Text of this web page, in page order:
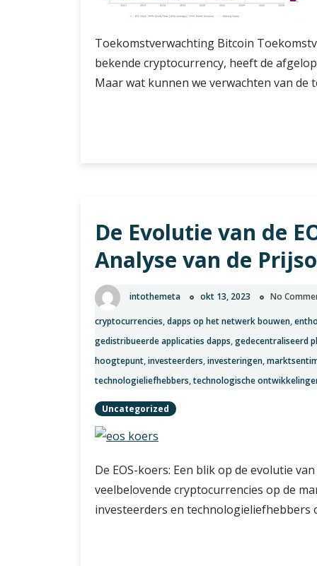
Toekomstverwachting Bitcoin
bekende cryptocurrency, heeft de
Maar wat kunnen we verwachten van de
de
Komende
Jaren?
De Evolutie van de
Analyse van de
intothemeta okt 13, 2023 No
cryptocurrencies,dapps op het netwerk bouwen,
gedistribueerde applicaties dapps,gedecentraliseerd
hoogtepunt,investeerders,investeringen,
technologieliefhebbers,technologische
Uncategorized
De EOS-koers: Een blik op de evolutie
veelbelovende cryptocurrencies op de
investeerders en technologieliefhebbers